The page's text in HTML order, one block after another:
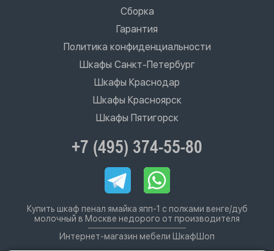
Сборка
Гарантия
Политика конфиденциальности
Шкафы Санкт-Петербург
Шкафы Краснодар
Шкафы Красноярск
Шкафы Пятигорск
+7 (495) 374-55-80
Купить шкаф пенал ямайка япп-1 с полками венге/дуб
молочный в Москве недорого от производителя
Интернет-магазин мебели ШкафШоп